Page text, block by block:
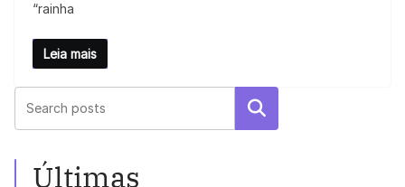
“rainha
Leia mais
Pesquisar
Últimas